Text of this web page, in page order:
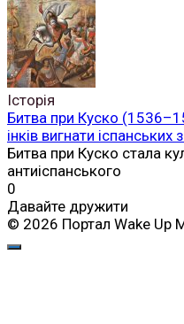
Історія
Битва при Куско
інків вигнати іспанських
Битва при Куско стала
антиіспанського
0
Давайте дружити
© 2026 Портал Wake Up